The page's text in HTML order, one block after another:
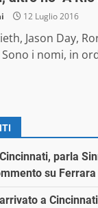
12 Luglio 2016
Jason Day,
i nomi, in
parla
su Ferrara
a